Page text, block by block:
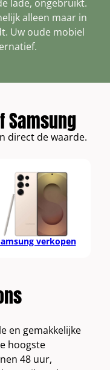
Elite Series 2
lade, ongebruikt.
alleen maar in
Uw oude mobiel
Samsung
direct de waarde.
verkopen
en gemakkelijke
hoogste
48 uur,